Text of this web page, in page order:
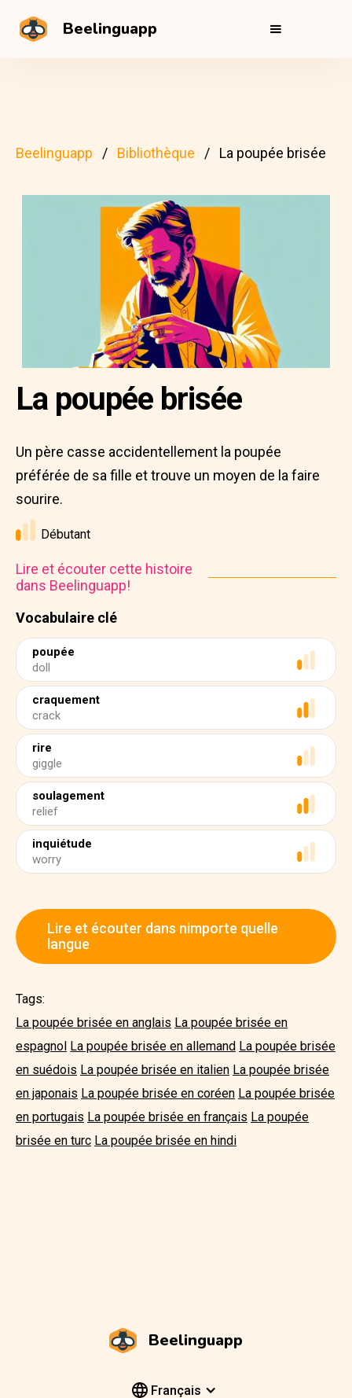
Beelinguapp
Beelinguapp Bibliothèque La poupée brisée
Vocabulaire clé
poupée
doll
craquement
crack
rire
giggle
soulagement
relief
inquiétude
worry
La poupée brisée
Un père casse accidentellement la poupée
préférée de sa fille et trouve un moyen de la faire
sourire.
Débutant
Lire et écouter cette histoire
dans Beelinguapp!
Lire et écouter dans nimporte quelle
langue
Tags:
La poupée brisée en anglais La poupée brisée en
espagnol La poupée brisée en allemand La poupée brisée
en suédois La poupée brisée en italien La poupée brisée
en japonais La poupée brisée en coréen La poupée brisée
en portugais La poupée brisée en français La poupée
brisée en turc La poupée brisée en hindi
Beelinguapp
Français